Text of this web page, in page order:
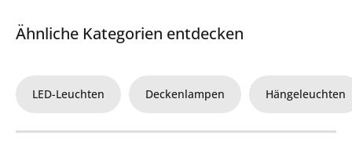
Ähnliche Kategorien entdecken
LED-Leuchten Deckenlampen Hängeleuchten